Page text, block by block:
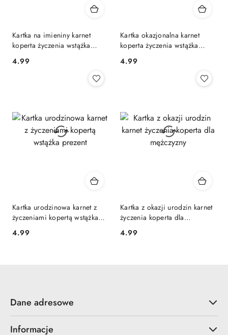
Kartka na imieniny karnet
koperta życzenia wstążka
Cena:
4.99
Kartka okazjonalna karnet
koperta życzenia wstążka
Cena:
4.99
Kartka urodzinowa karnet z
życzeniami kopertą wstążka
Cena:
4.99
Kartka z okazji urodzin karnet
życzenia koperta dla
Cena:
4.99
Dane adresowe
Informacje